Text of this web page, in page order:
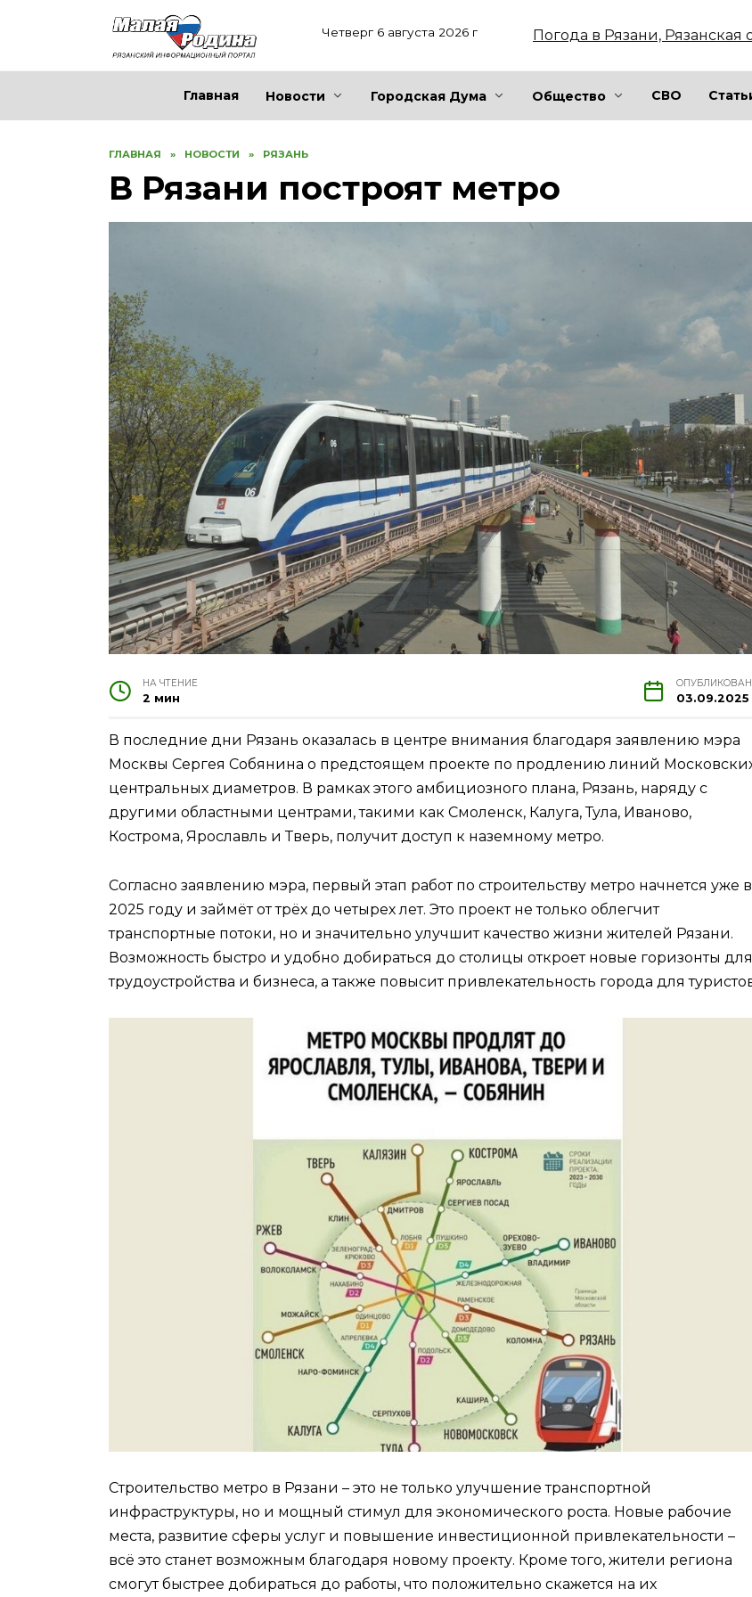
Четверг 6 августа 2026 г Погода в Рязани, Рязанская
Главная Новости Городская Дума Общество СВО
ГЛАВНАЯ » НОВОСТИ » РЯЗАНЬ
В Рязани построят метро
НА ЧТЕНИЕ
2 мин 03.09.2025
В последние дни Рязань оказалась в центре внимания благодаря заявлению мэра
Москвы Сергея Собянина о предстоящем проекте по продлению линий
центральных диаметров. В рамках этого амбициозного плана, Рязань, наряду с
другими областными центрами, такими как Смоленск, Калуга, Тула, Иваново,
Кострома, Ярославль и Тверь, получит доступ к наземному метро.
Согласно заявлению мэра, первый этап работ по строительству метро начнется уже в
2025 году и займёт от трёх до четырех лет. Это проект не только облегчит
транспортные потоки, но и значительно улучшит качество жизни жителей Рязани.
Возможность быстро и удобно добираться до столицы откроет новые горизонты для
трудоустройства и бизнеса, а также повысит привлекательность города для
Строительство метро в Рязани – это не только улучшение транспортной
инфраструктуры, но и мощный стимул для экономического роста. Новые рабочие
места, развитие сферы услуг и повышение инвестиционной привлекательности –
всё это станет возможным благодаря новому проекту. Кроме того, жители региона
смогут быстрее добираться до работы, что положительно скажется на их